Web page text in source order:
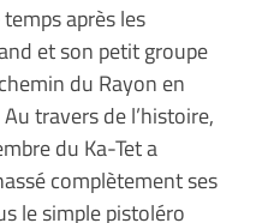
après les
et son petit groupe
du Rayon en
travers de l’histoire,
du Ka-Tet a
complètement ses
le simple pistoléro